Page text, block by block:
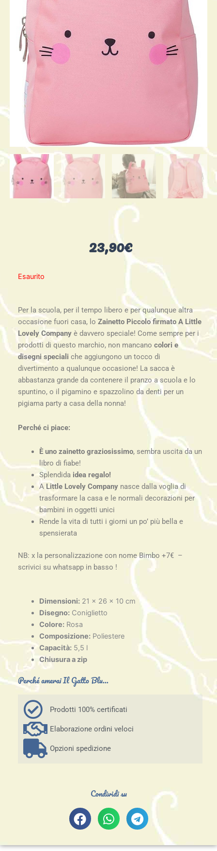
23,90€
Esaurito
Per la scuola, per il tempo libero e per qualunque altra
occasione fuori casa, lo Zainetto Piccolo firmato A Little
Lovely Company è davvero speciale! Come sempre per i
prodotti di questo marchio, non mancano colori e
disegni speciali che aggiungono un tocco di
divertimento a qualunque occasione! La sacca è
abbastanza grande da contenere il pranzo a scuola e lo
spuntino, o il pigamino e spazzolino da denti per un
pigiama party a casa della nonna!
Perché ci piace:
È uno zainetto graziosissimo, sembra uscita da un
libro di fiabe!
Splendida idea regalo!
A Little Lovely Companynasce dalla voglia di
trasformare la casa e le normali decorazioni per
bambini in oggetti unici
Rende la vita di tutti i giorni un po’ più bella e
spensierata
NB: x la personalizzazione con nome Bimbo +7€ –
scrivici su whatsapp in basso !
Dimensioni:21 x 26 x 10 cm
Disegno:Coniglietto
Colore:Rosa
Composizione:Poliestere
Capacità:5,5 l
Chiusura a zip
Perché amerai Il Gatto Blu...
Prodotti 100% certificati
Elaborazione ordini veloci
Opzioni spedizione
Condividi su